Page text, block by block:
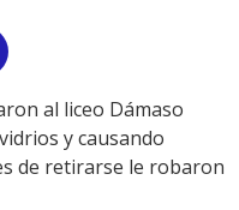
Linkal liceo Dámaso
y causando
de retirarse le robaron